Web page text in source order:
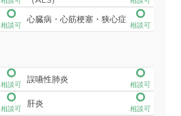
相談可
心臓病・心筋梗塞・狭心症
相談可
相談可
誤嚥性肺炎
相談可
相談可
肝炎
相談可